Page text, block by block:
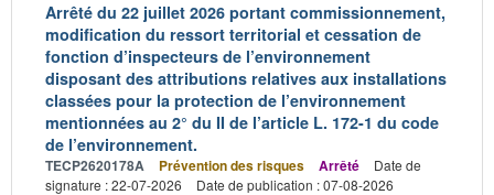
Arrêté du 22 juillet 2026 portant commissionnement,
modification du ressort territorial et cessation de
fonction d’inspecteurs de l’environnement
disposant des attributions relatives aux installations
classées pour la protection de l’environnement
mentionnées au 2° du II de l’article L. 172-1 du code
de l’environnement.
TECP2620178A Prévention des risques Arrêté
Date de
signature : 22-07-2026
Date de publication : 07-08-2026